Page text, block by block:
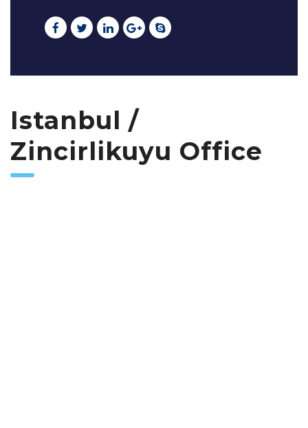
Istanbul /
Zincirlikuyu Office